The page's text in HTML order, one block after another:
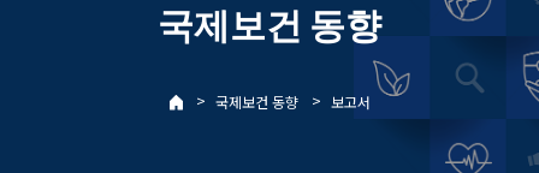
국제보건 동향
> 국제보건 동향 > 보고서